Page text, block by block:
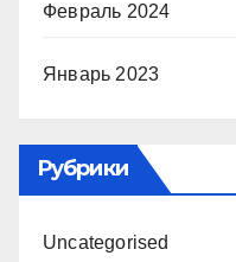
Февраль 2024
Январь 2023
Рубрики
Uncategorised